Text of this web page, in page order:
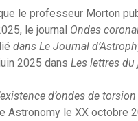
le professeur Morton
le journal Ondes
dans Le Journal
2025 dans Les lettres
d’ondes de
Astronomy le XX octobre